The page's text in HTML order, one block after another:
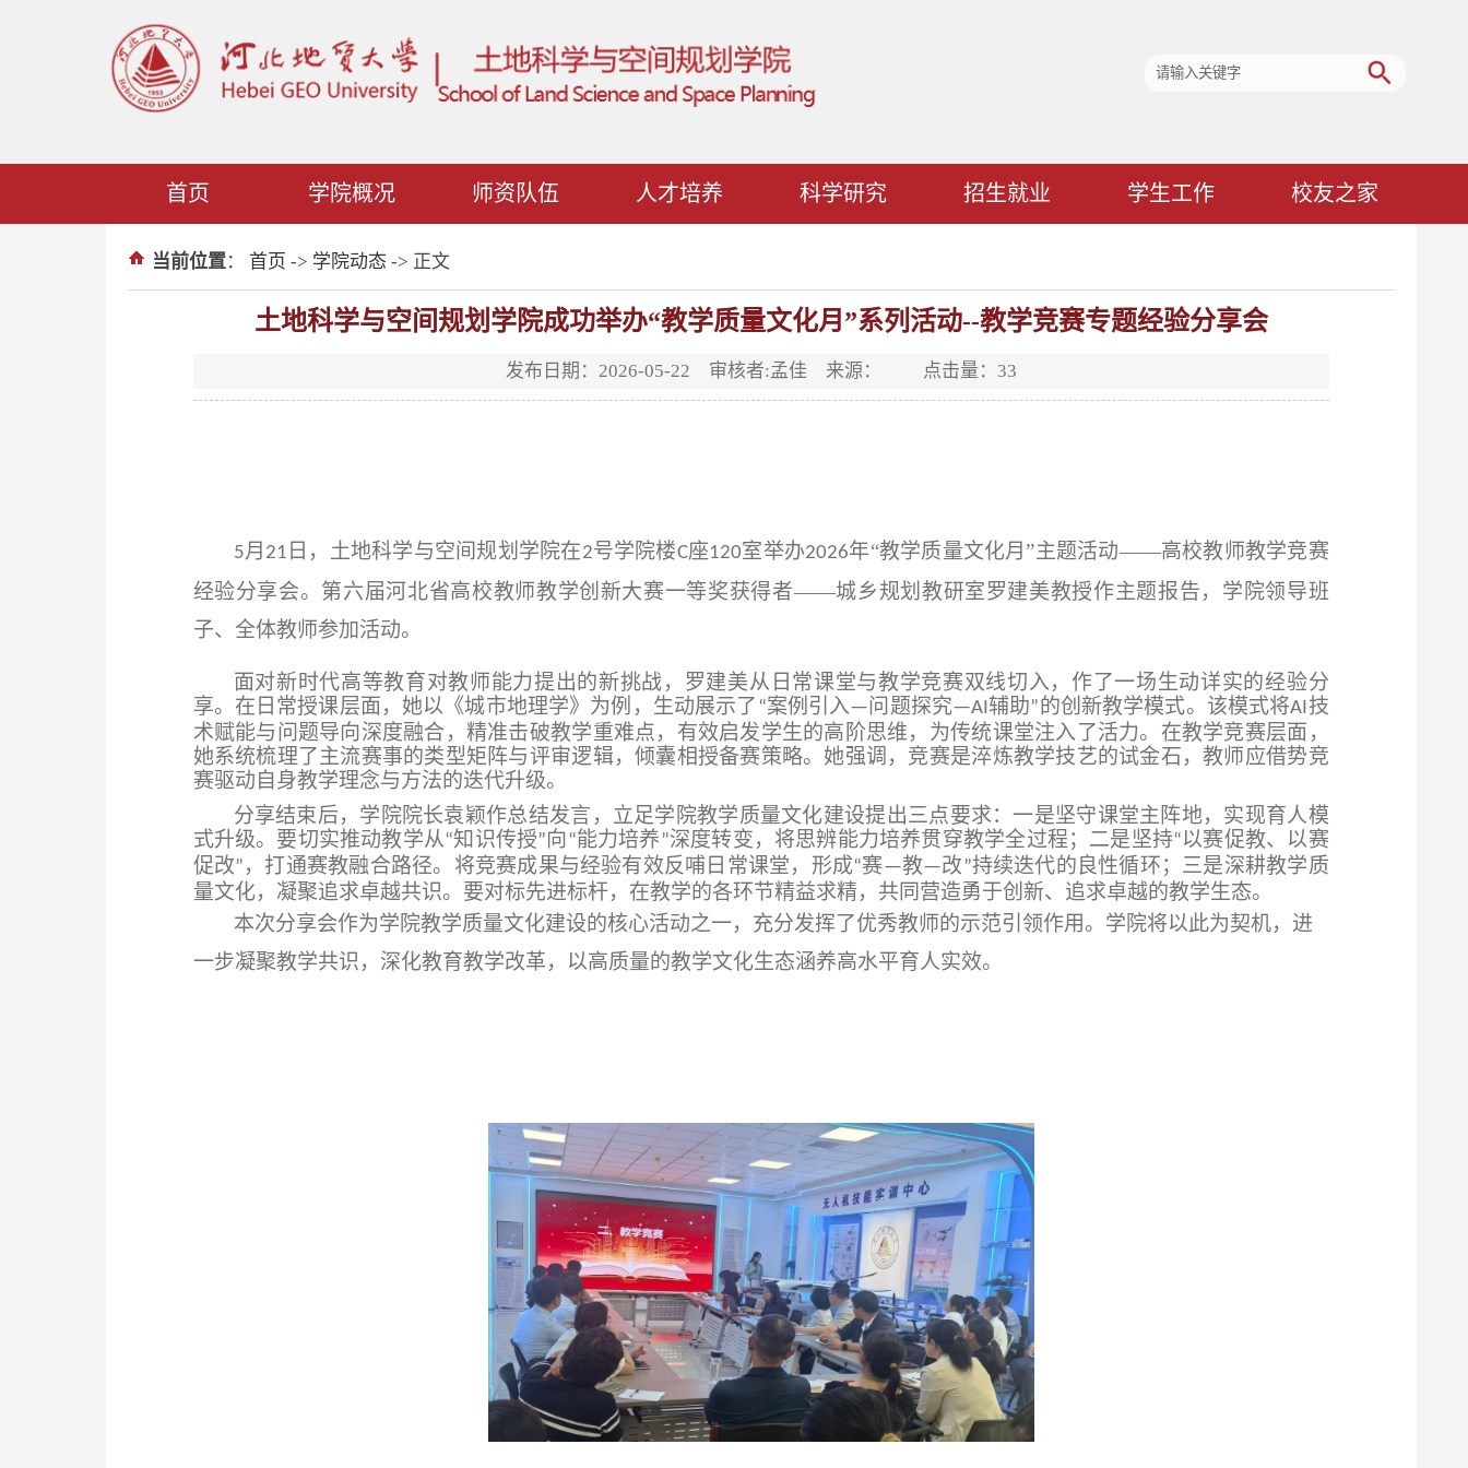
首页 学院概况 师资队伍 人才培养 科学研究 招生就业 学生工作 校友之家
当前位置： 首页 -> 学院动态 -> 正文
土地科学与空间规划学院成功举办“教学质量文化月”系列活动--教学竞赛专题经验分享会
发布日期：2026-05-22 审核者:孟佳 来源： 点击量： 33
5月 21 日，土地科学与空间规划学院在2号学院楼C座120室举办2026年“教学质量文化月”主题活动——高校教师教学竞赛
经验分享会。第六届河北省高校教师教学创新大赛一等奖获得者——城乡规划教研室罗建美教授作主题报告， 学院领导班
子、 全体教师参加活动。
面对新时代高等教育对教师能力提出的新挑战， 罗建美从日常课堂与教学竞赛双线切入，作了一场生动详实的经验分
享。在日常授课层面，她以《城市地理学》为例，生动展示了 “案例引入—问题探究—AI辅助”的创新教学模式。该模式将AI技
术赋能与问题导向深度融合，精准击破教学重难点，有效启发学生的高阶思维，为传统课堂注入了活力。在教学竞赛层面，
她系统梳理了主流赛事的类型矩阵与评审逻辑，倾囊相授备赛策略。她强调，竞赛是淬炼教学技艺的试金石，教师应借势竞
赛驱动自身教学理念与方法的迭代升级。
分享结束后， 学院院长袁颖作总结发言，立足学院教学质量文化建设提出三点要求：一是坚守课堂主阵地，实现育人模
式升级。要切实推动教学从“知识传授”向 “能力培养”深度转变，将思辨能力培养贯穿教学全过程；二是坚持“以赛促教、以赛
促改” ，打通赛教融合路径。将竞赛成果与经验有效反哺日常课堂，形成“赛—教—改”持续迭代的良性循环；三是深耕教学质
量文化，凝聚追求卓越共识。要对标先进标杆，在教学的各环节精益求精，共同营造勇于创新、追求卓越的教学生态。
本次分享会作为学院教学质量文化建设的核心活动之一，充分发挥了优秀教师的示范引领作用。学院将以此为契机，进
一步凝聚教学共识，深化教育教学改革，以高质量的教学文化生态涵养高水平育人实效。